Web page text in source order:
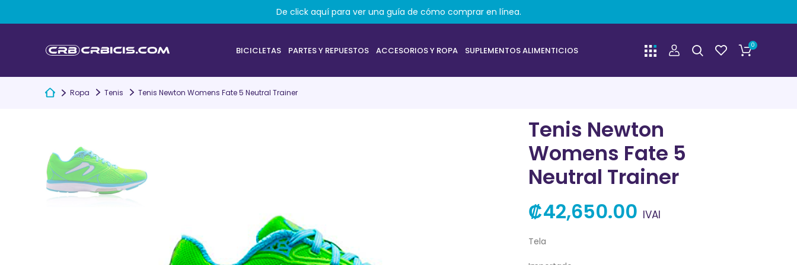
BICICLETAS PARTES Y REPUESTOS ACCESORIOS Y ROPA SUPLEMENTOS ALIMENTICIOS 0
Ropa Tenis Tenis Newton Womens Fate 5 Neutral Trainer
Tenis Newton
Womens Fate 5
Neutral Trainer
₡42,650.00 IVAI
Tela
De click aquí para ver una guía de cómo comprar en línea.